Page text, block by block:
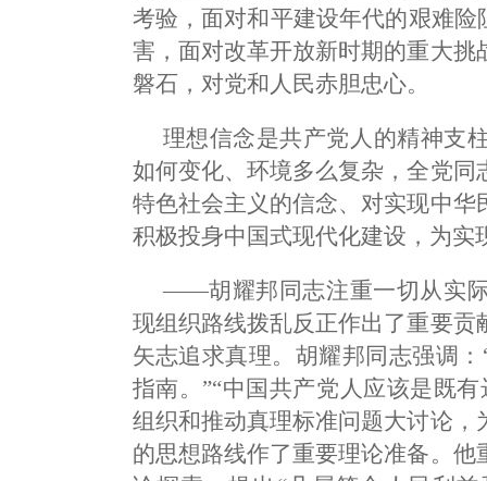
考验，面对和平建设年代的艰难
害，面对改革开放新时期的重大
磐石，对党和人民赤胆忠心。
理想信念是共产党人的精神支
如何变化、环境多么复杂，全党
特色社会主义的信念、对实现中
积极投身中国式现代化建设，为
——胡耀邦同志注重一切从实
现组织路线拨乱反正作出了重要
矢志追求真理。胡耀邦同志强调
指南。”“中国共产党人应该是既
组织和推动真理标准问题大讨论
的思想路线作了重要理论准备。